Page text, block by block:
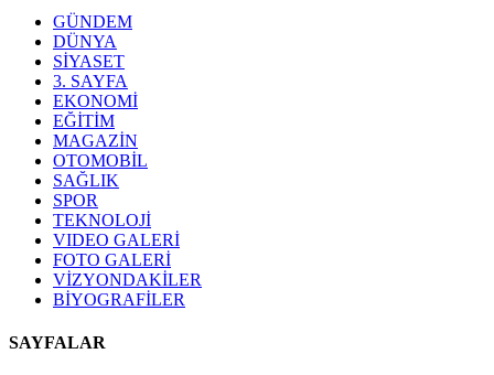
GÜNDEM
DÜNYA
SİYASET
3. SAYFA
EKONOMİ
EĞİTİM
MAGAZİN
OTOMOBİL
SAĞLIK
SPOR
TEKNOLOJİ
VIDEO GALERİ
FOTO GALERİ
VİZYONDAKİLER
BİYOGRAFİLER
SAYFALAR